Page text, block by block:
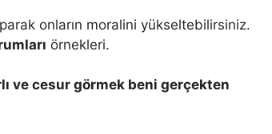
onların moralini yükseltebilirsiniz.
örnekleri.
ve cesur görmek beni gerçekten